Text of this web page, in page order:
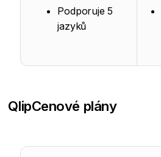
Podporuje 5
jazyků
QlipCenové plány